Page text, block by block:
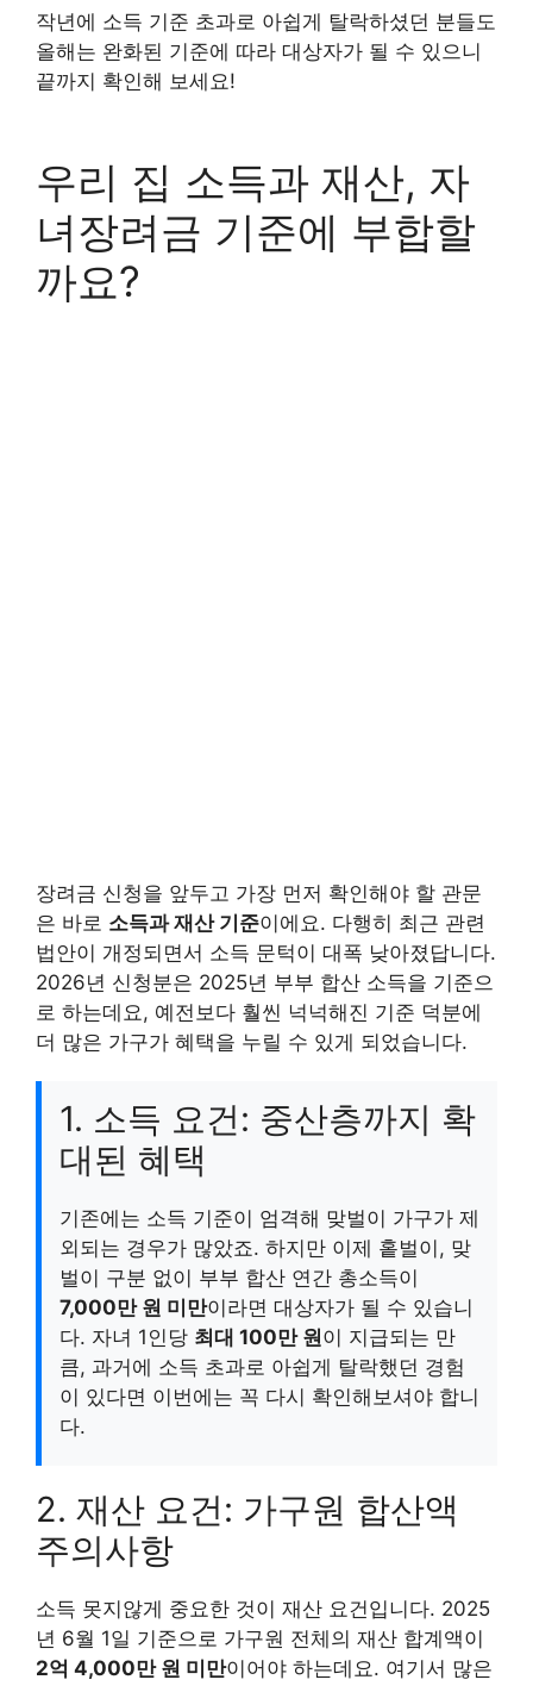
작년에 소득 기준 초과로 아쉽게 탈락하셨던 분들도
올해는 완화된 기준에 따라 대상자가 될 수 있으니
끝까지 확인해 보세요!
우리 집 소득과 재산, 자
녀장려금 기준에 부합할
까요?
장려금 신청을 앞두고 가장 먼저 확인해야 할 관문
은 바로 소득과 재산 기준이에요. 다행히 최근 관련
법안이 개정되면서 소득 문턱이 대폭 낮아졌답니다.
2026년 신청분은 2025년 부부 합산 소득을 기준으
로 하는데요, 예전보다 훨씬 넉넉해진 기준 덕분에
더 많은 가구가 혜택을 누릴 수 있게 되었습니다.
1. 소득 요건: 중산층까지 확
대된 혜택
기존에는 소득 기준이 엄격해 맞벌이 가구가 제
외되는 경우가 많았죠. 하지만 이제 홑벌이, 맞
벌이 구분 없이 부부 합산 연간 총소득이
7,000만 원 미만이라면 대상자가 될 수 있습니
다. 자녀 1인당 최대 100만 원이 지급되는 만
큼, 과거에 소득 초과로 아쉽게 탈락했던 경험
이 있다면 이번에는 꼭 다시 확인해보셔야 합니
다.
2. 재산 요건: 가구원 합산액
주의사항
소득 못지않게 중요한 것이 재산 요건입니다. 2025
년 6월 1일 기준으로 가구원 전체의 재산 합계액이
2억 4,000만 원 미만이어야 하는데요. 여기서 많은